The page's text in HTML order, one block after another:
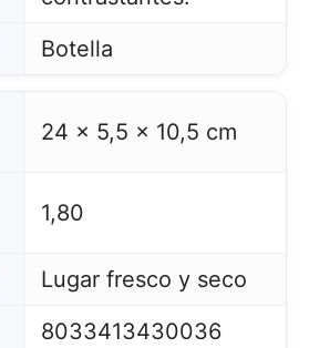
Botella
24 x 5,5 x 10,5 cm
1,80
Lugar fresco y seco
8033413430036